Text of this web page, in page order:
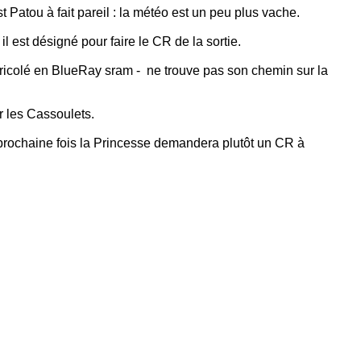
Patou à fait pareil : la météo est un peu plus vache.
est désigné pour faire le CR de la sortie.
en BlueRay sram - ne trouve pas son chemin sur la
les Cassoulets.
fois la Princesse demandera plutôt un CR à